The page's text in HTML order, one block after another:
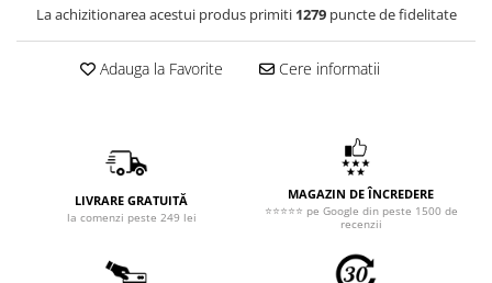
La achizitionarea acestui produs primiti 1279puncte de fidelitate
Adauga la Favorite Cere informatii
LIVRARE GRATUITĂ
la comenzi peste 249 lei
MAGAZIN DE ÎNCREDERE
⭐⭐⭐⭐⭐ pe Google din peste 1500 de
recenzii